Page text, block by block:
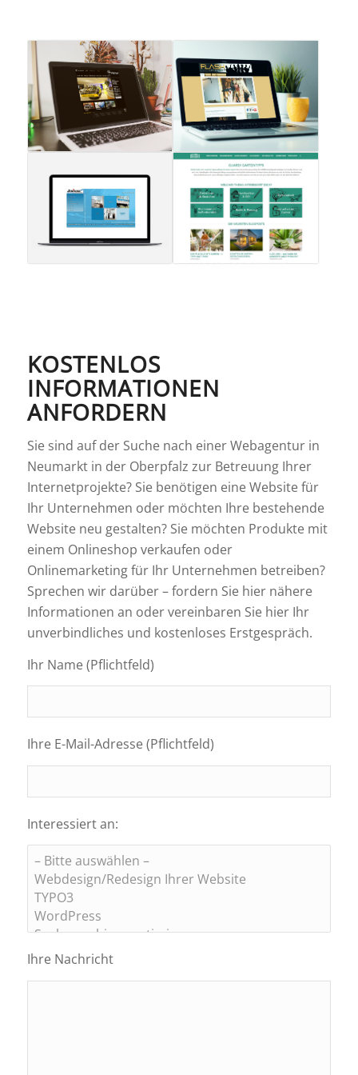
KOSTENLOS
INFORMATIONEN
ANFORDERN
Sie sind auf der Suche nach einer Webagentur in
Neumarkt in der Oberpfalz zur Betreuung Ihrer
Internetprojekte? Sie benötigen eine Website für
Ihr Unternehmen oder möchten Ihre bestehende
Website neu gestalten? Sie möchten Produkte mit
einem Onlineshop verkaufen oder
Onlinemarketing für Ihr Unternehmen betreiben?
Sprechen wir darüber – fordern Sie hier nähere
Informationen an oder vereinbaren Sie hier Ihr
unverbindliches und kostenloses Erstgespräch.
Ihr Name (Pflichtfeld)
Ihre E-Mail-Adresse (Pflichtfeld)
Interessiert an:
Ihre Nachricht